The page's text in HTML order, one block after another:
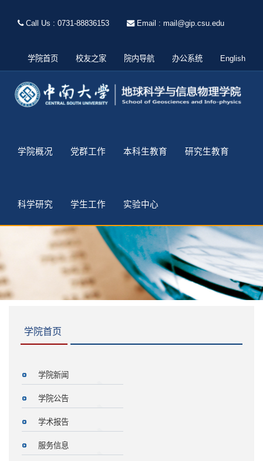
Call Us : 0731-88836153 Email : mail@gip.csu.edu
学院首页 校友之家 院内导航 办公系统 English
学院概况 党群工作 本科生教育 研究生教育
科学研究 学生工作 实验中心
学院首页
学院新闻
学院公告
学术报告
服务信息